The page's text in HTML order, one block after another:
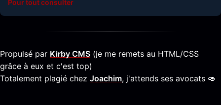
Pour tout consulter
Propulsé par Kirby CMS (je me remets au HTML/CSS
grâce à eux et c'est top)
Totalement plagié chez Joachim, j'attends ses avocats 🥑